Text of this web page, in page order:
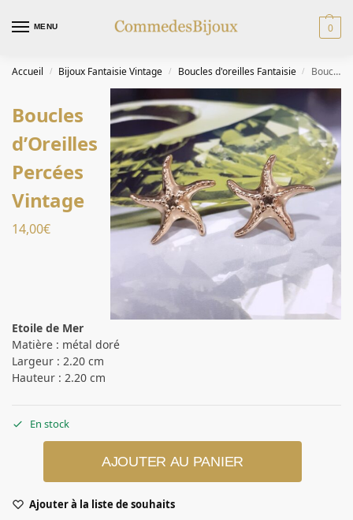
MENU 0
Accueil / Bijoux Fantaisie Vintage / Boucles d'oreilles Fantaisie / Boucles d’Oreilles Percées Vintage
Boucles
d’Oreilles
Percées
Vintage
14,00€
Etoile de Mer
Matière : métal doré
Largeur : 2.20 cm
Hauteur : 2.20 cm
En stock
AJOUTER AU PANIER
Ajouter à la liste de souhaits